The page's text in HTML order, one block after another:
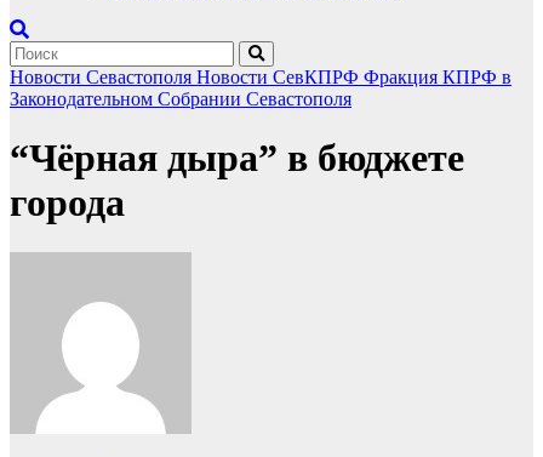
Новости Севастополя Новости СевКПРФ Фракция КПРФ в
Законодательном Собрании Севастополя
“Чёрная дыра” в бюджете
города